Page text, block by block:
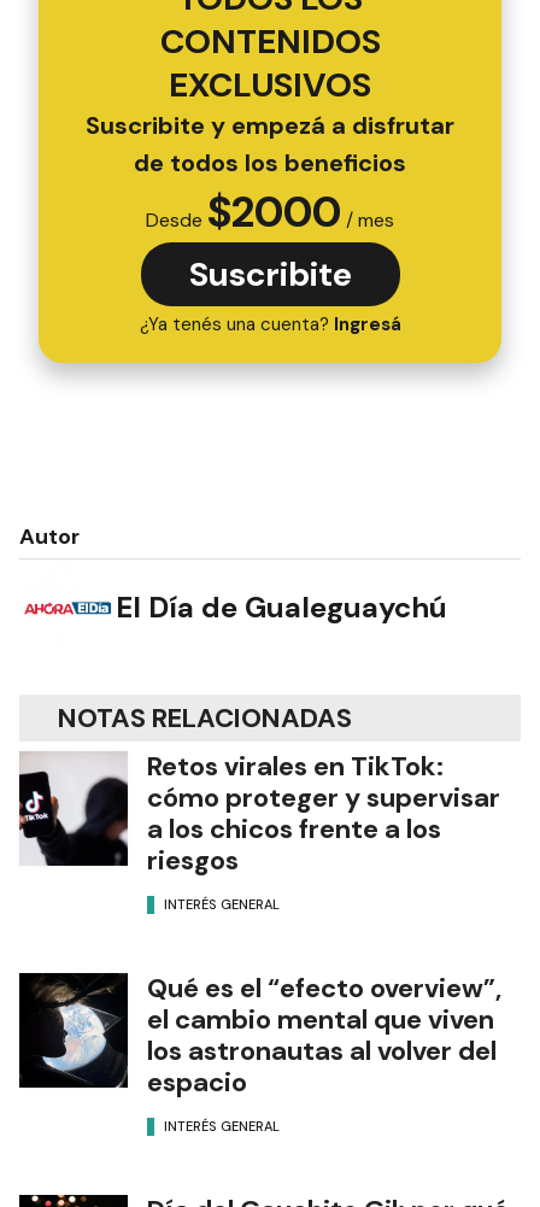
CONTENIDOS
EXCLUSIVOS
Suscribite y empezá a disfrutar
de todos los beneficios
Desde $2000 / mes
Suscribite
¿Ya tenés una cuenta? Ingresá
Autor
El Día de Gualeguaychú
NOTAS RELACIONADAS
Retos virales en TikTok:
cómo proteger y supervisar
a los chicos frente a los
riesgos
INTERÉS GENERAL
Qué es el “efecto overview”,
el cambio mental que viven
los astronautas al volver del
espacio
INTERÉS GENERAL